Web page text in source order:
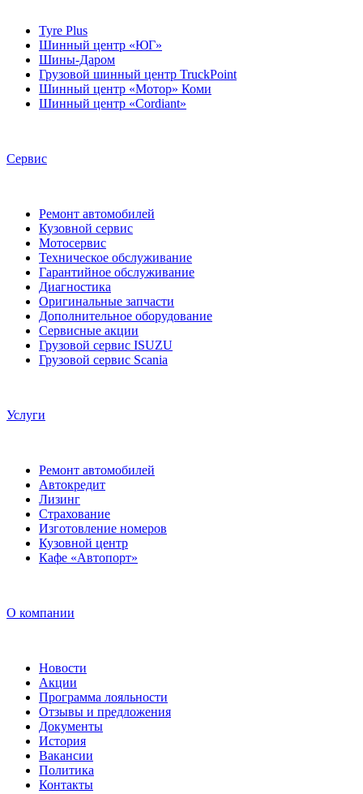
Tyre Plus
Шинный центр «ЮГ»
Шины-Даром
Грузовой шинный центр TruckPoint
Шинный центр «Мотор» Коми
Шинный центр «Cordiant»
Сервис
Ремонт автомобилей
Кузовной сервис
Мотосервис
Техническое обслуживание
Гарантийное обслуживание
Диагностика
Оригинальные запчасти
Дополнительное оборудование
Сервисные акции
Грузовой сервис ISUZU
Грузовой сервис Scania
Услуги
Ремонт автомобилей
Автокредит
Лизинг
Страхование
Изготовление номеров
Кузовной центр
Кафе «Автопорт»
О компании
Новости
Акции
Программа лояльности
Отзывы и предложения
Документы
История
Вакансии
Политика
Контакты